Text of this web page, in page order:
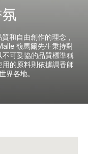
和自由創作的理念，
馥馬爾先生秉持對
可妥協的品質標準稱
的原料則依據調香師
界各地。